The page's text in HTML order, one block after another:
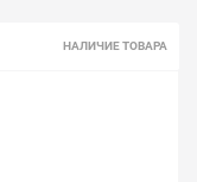
НАЛИЧИЕ ТОВАРА